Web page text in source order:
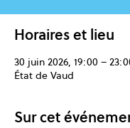
Horaires et lieu
30 juin 2026, 19:00 –
État de Vaud
Sur cet